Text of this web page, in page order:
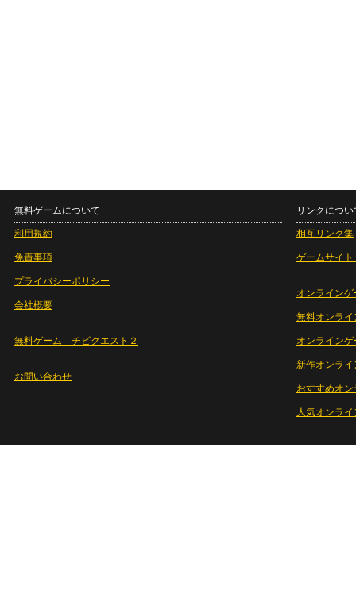
無料ゲームについて
利用規約
免責事項
プライバシーポリシー
会社概要
無料ゲーム チビクエスト２
お問い合わせ
リンクについ
相互リンク集
ゲームサイト
オンラインゲ
無料オンライ
オンライン
新作オンライ
おすすめオ
人気オンラ